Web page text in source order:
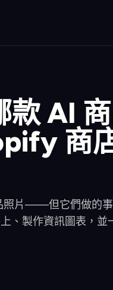
AI
商
照片——但它們做的事
、製作資訊圖表，並